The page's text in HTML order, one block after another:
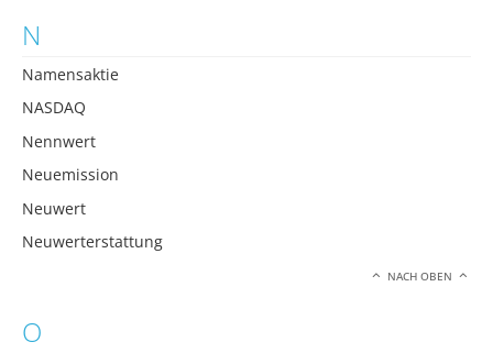
N
Namensaktie
NASDAQ
Nennwert
Neuemission
Neuwert
Neuwerterstattung
NACH OBEN
O